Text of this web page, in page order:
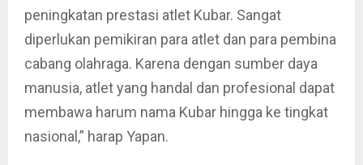
peningkatan prestasi atlet Kubar. Sangat
diperlukan pemikiran para atlet dan para pembina
cabang olahraga. Karena dengan sumber daya
manusia, atlet yang handal dan profesional dapat
membawa harum nama Kubar hingga ke tingkat
nasional,” harap Yapan.